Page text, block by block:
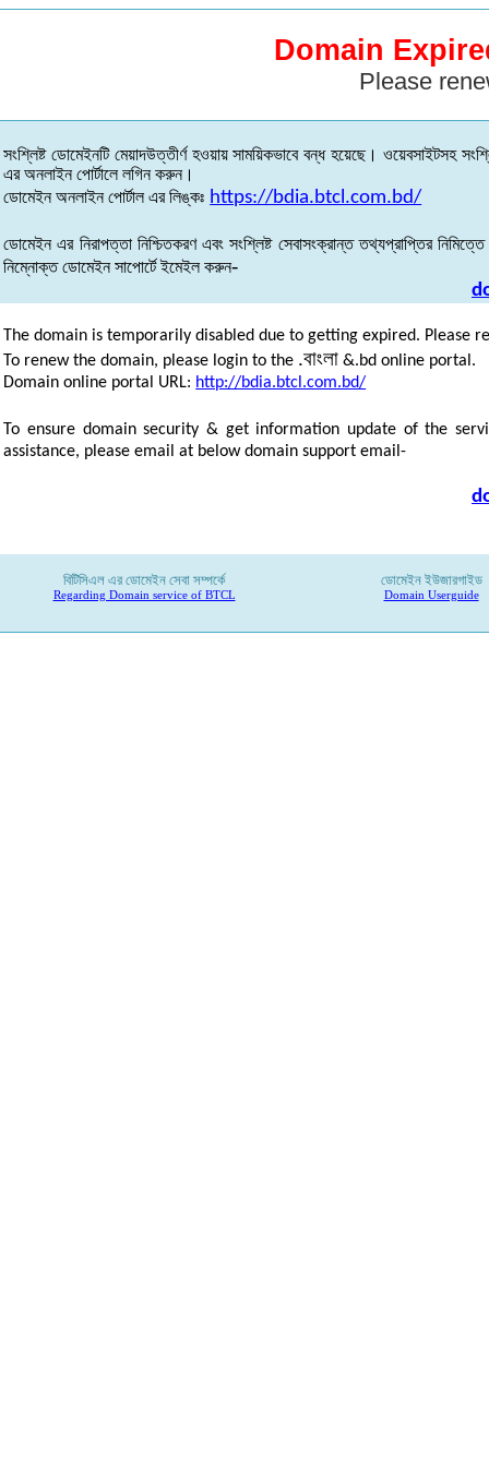
Domain
Please
সংশ্লিষ্ট ডোমেইনটি মেয়াদউত্তীর্ণ হওয়ায় সাময়িকভাবে বন্ধ হয়েছে। ওয়েবসাইটসহ
এর অনলাইন পোর্টালে লগিন করুন।
ডোমেইন অনলাইন পোর্টাল এর লিঙ্কঃ https://bdia.btcl.com.bd/
ডোমেইন এর নিরাপত্তা নিশ্চিতকরণ এবং সংশ্লিষ্ট সেবাসংক্রান্ত তথ্যপ্রাপ্তির নিমিত্তে
নিম্নোক্ত ডোমেইন সাপোর্টে ইমেইল করুন-
The domain is temporarily disabled due to getting expired. Please
To renew the domain, please login to the .বাংলা &.bd online portal.
Domain online portal URL: http://bdia.btcl.com.bd/
To ensure domain security & get information update of the
assistance, please email at below domain support email-
বিটিসিএল এর ডোমেইন সেবা সম্পর্কে
Regarding Domain service of BTCL
ডোমেইন ইউজারগাইড
Domain Userguide